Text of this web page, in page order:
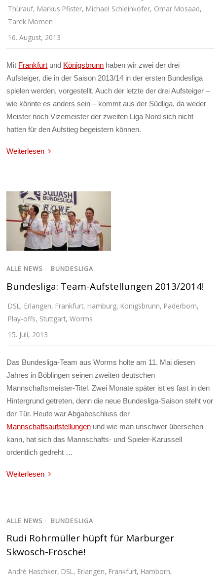
Thürauf, Markus Pfister, Michael Schleinkofer, Omar Mosaad,
Tarek Momen
16. August, 2013
Mit Frankfurt und Königsbrunn haben wir zwei der drei
Aufsteiger, die in der Saison 2013/14 in der ersten Bundesliga
spielen werden, vorgestellt. Auch der letzte der drei Aufsteiger –
wie könnte es anders sein – kommt aus der Südliga, da weder
Meister noch Vizemeister der zweiten Liga Nord sich nicht
hatten für den Aufstieg begeistern können.
Weiterlesen
ALLE NEWS / BUNDESLIGA
Bundesliga: Team-Aufstellungen 2013/2014!
DSL , Erlangen, Frankfurt, Hamburg, Königsbrunn, Paderborn,
Play-offs, Stuttgart,Worms
15. Juli, 2013
Das Bundesliga-Team aus Worms holte am 11. Mai diesen
Jahres in Böblingen seinen zweiten deutschen
Mannschaftsmeister-Titel. Zwei Monate später ist es fast in den
Hintergrund getreten, denn die neue Bundesliga-Saison steht vor
der Tür. Heute war Abgabeschluss der
Mannschaftsaufstellungen und wie man unschwer übersehen
kann, hat sich das Mannschafts- und Spieler-Karussell
ordentlich gedreht …
Weiterlesen
ALLE NEWS / BUNDESLIGA
Rudi Rohrmüller hüpft für Marburger
Skwosch-Frösche!
André Haschker, DSL, Erlangen, Frankfurt, Hamborn,